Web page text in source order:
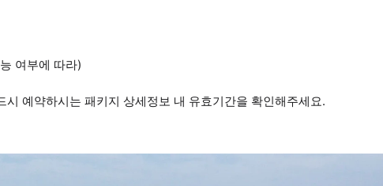
여부에 따라)
예약하시는 패키지 상세정보 내 유효기간을 확인해주세요.